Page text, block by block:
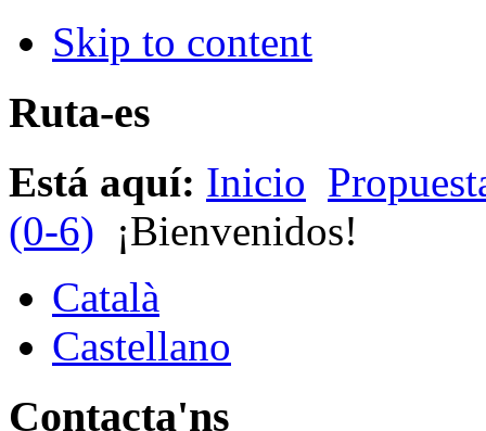
Skip to content
Ruta-es
Está aquí: Inicio
(0-6) ¡Bienvenidos!
Català
Castellano
Contacta'ns